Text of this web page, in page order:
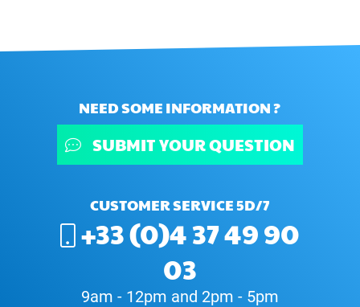
NEED SOME INFORMATION ?
SUBMIT YOUR QUESTION
CUSTOMER SERVICE 5D/7
+33 (0)4 37 49 90
03
9am - 12pm and 2pm - 5pm